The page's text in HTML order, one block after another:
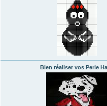
Bien réaliser vos Perle